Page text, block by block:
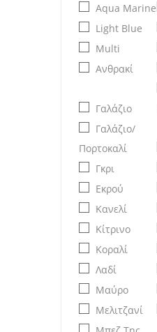
Aqua Marine
Light Blue
Multi
Ανθρακί
Γαλάζιο
Γαλάζιο/
Πορτοκαλί
Γκρι
Εκρού
Κανελί
Κίτρινο
Κοραλί
Λαδί
Μαύρο
Μελιτζανί